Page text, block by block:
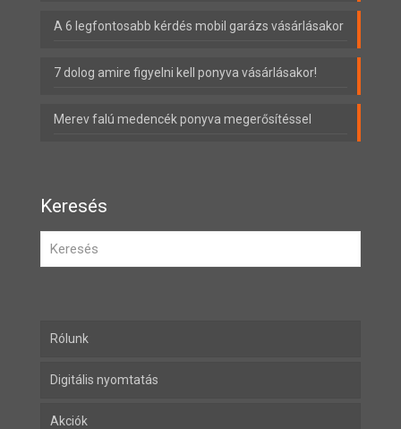
A 6 legfontosabb kérdés mobil garázs vásárlásakor
7 dolog amire figyelni kell ponyva vásárlásakor!
Merev falú medencék ponyva megerősítéssel
Keresés
Rólunk
Digitális nyomtatás
Akciók